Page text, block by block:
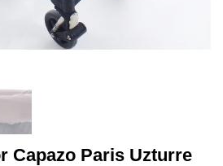
Capazo Paris Uzturre